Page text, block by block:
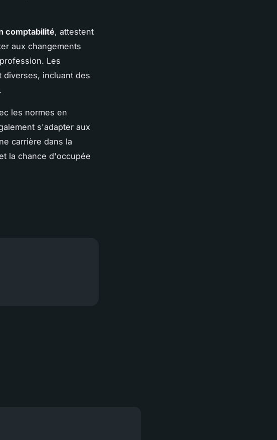
comptabilité, attestent
aux changements
Les
incluant des
les normes en
s'adapter aux
carrière dans la
la chance d'occupée